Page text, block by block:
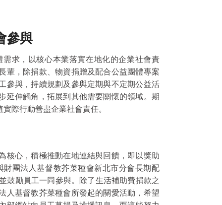
參與
求，以核心本業落實在地化的企業社會責
輩，除捐款、物資捐贈及配合公益團體專案
參與，持續規劃及參與定期與不定期公益活
延伸觸角，拓展到其他需要關懷的領域。期
際行動善盡企業社會責任。
核心，積極推動在地連結與回饋，即以獎助
團法人基督教芥菜種會新北市分會長期配
鼓勵員工一同參與。除了生活補助費捐款之
人基督教芥菜種會所發起的關愛活動，希望